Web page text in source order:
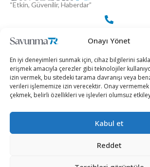
Onayı Yönet
En iyi deneyimleri sunmak için, cihaz bilgilerini
erişmek amacıyla çerezler gibi teknolojiler
izin vermek, bu sitedeki tarama davranışı veya
verileri işlememize izin verecektir. Onay vermemek
çekmek, belirli özellikleri ve işlevleri olumsuz
Kabul et
Reddet
“Etkin, Güvenilir, Haberdar”
+90 530 308 17 96
iletisim@savunmatr.com
2026 © Savunma TR. Tüm Hakları Saklıdır.
Siber Güvenlik
Teknoloji